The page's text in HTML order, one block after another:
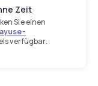
Zeit
Sie einen
verfügbar.